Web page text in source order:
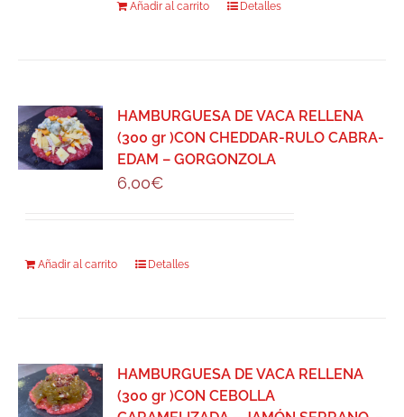
Añadir al carrito Detalles
HAMBURGUESA DE VACA RELLENA
(300 gr )CON CHEDDAR-RULO CABRA-
EDAM – GORGONZOLA
6,00€
Añadir al carrito Detalles
HAMBURGUESA DE VACA RELLENA
(300 gr )CON CEBOLLA